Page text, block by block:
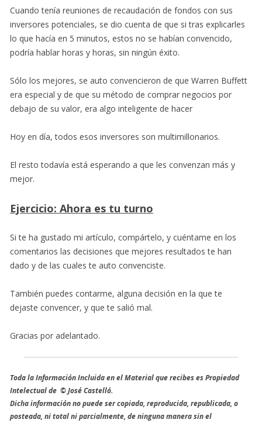
Cuando tenía reuniones de recaudación de fondos con sus
inversores potenciales, se dio cuenta de que si tras explicarles
lo que hacía en 5 minutos, estos no se habían convencido,
podría hablar horas y horas, sin ningún éxito.
Sólo los mejores, se auto convencieron de que Warren Buffett
era especial y de que su método de comprar negocios por
debajo de su valor, era algo inteligente de hacer
Hoy en día, todos esos inversores son multimillonarios.
El resto todavía está esperando a que les convenzan más y
mejor.
Ejercicio: Ahora es tu turno
Si te ha gustado mi artículo, compártelo, y cuéntame en los
comentarios las decisiones que mejores resultados te han
dado y de las cuales te auto convenciste.
También puedes contarme, alguna decisión en la que te
dejaste convencer, y que te salió mal.
Gracias por adelantado.
Toda la Información Incluida en el Material que recibes es Propiedad
Intelectual de © José Castelló.
Dicha información no puede ser copiada, reproducida, republicada, o
posteada, ni total ni parcialmente, de ninguna manera sin el